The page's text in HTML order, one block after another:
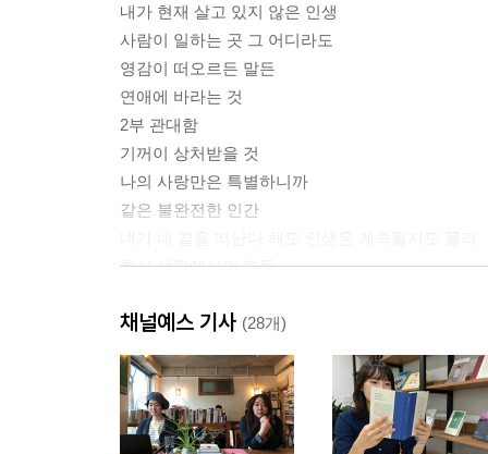
내가 현재 살고 있지 않은 인생
사람이 일하는 곳 그 어디라도
영감이 떠오르든 말든
연애에 바라는 것
2부 관대함
기꺼이 상처받을 것
나의 사랑만은 특별하니까
같은 불완전한 인간
현실 생활에서의 평등
인간관계 스트레스 대처법
관계는 화학작용
우리는 사랑일까 현실일까
어른의 성
몸이 그대를 거부하면 몸을 초월하라
채널예스 기사 (28개)